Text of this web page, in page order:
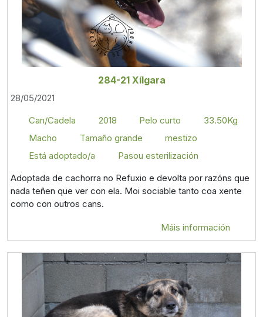
284-21 Xílgara
28/05/2021
Can/Cadela
2018 Pelo curto
33.50Kg
Macho
Tamaño grande
mestizo
Está adoptado/a
Pasou esterilización
Adoptada de cachorra no Refuxio e devolta por razóns que
nada teñen que ver con ela. Moi sociable tanto coa xente
como con outros cans.
Máis información